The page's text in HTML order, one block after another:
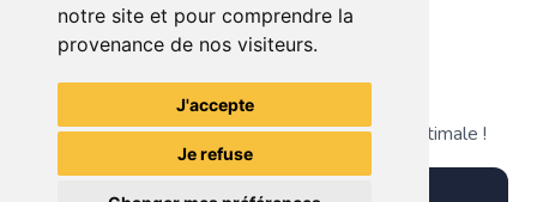
notre site et pour comprendre la
provenance de nos visiteurs.
J'accepte
Je refuse
Voir tous les articles du vendeur
Grenier du Geek
Télécharge notre app pour une expérience optimale !
Télécharger l'app